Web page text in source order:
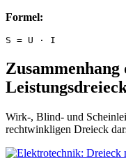
Formel:
S = U · I
Zusammenhang
Wirk-, Blind- und
rechtwinkligen Dreieck